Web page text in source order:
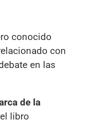
conocido
con
en las
de la
libro